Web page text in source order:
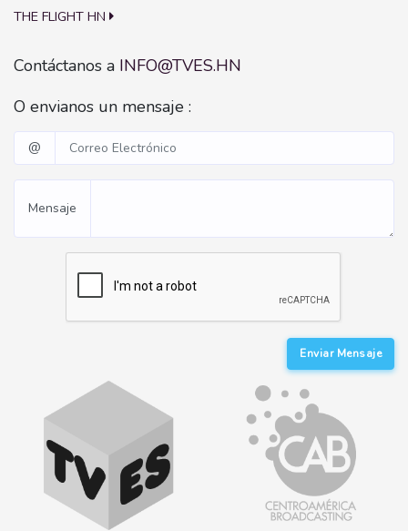
THE FLIGHT HN
Contáctanos a INFO@TVES.HN
O envianos un mensaje :
@
Mensaje
Enviar Mensaje